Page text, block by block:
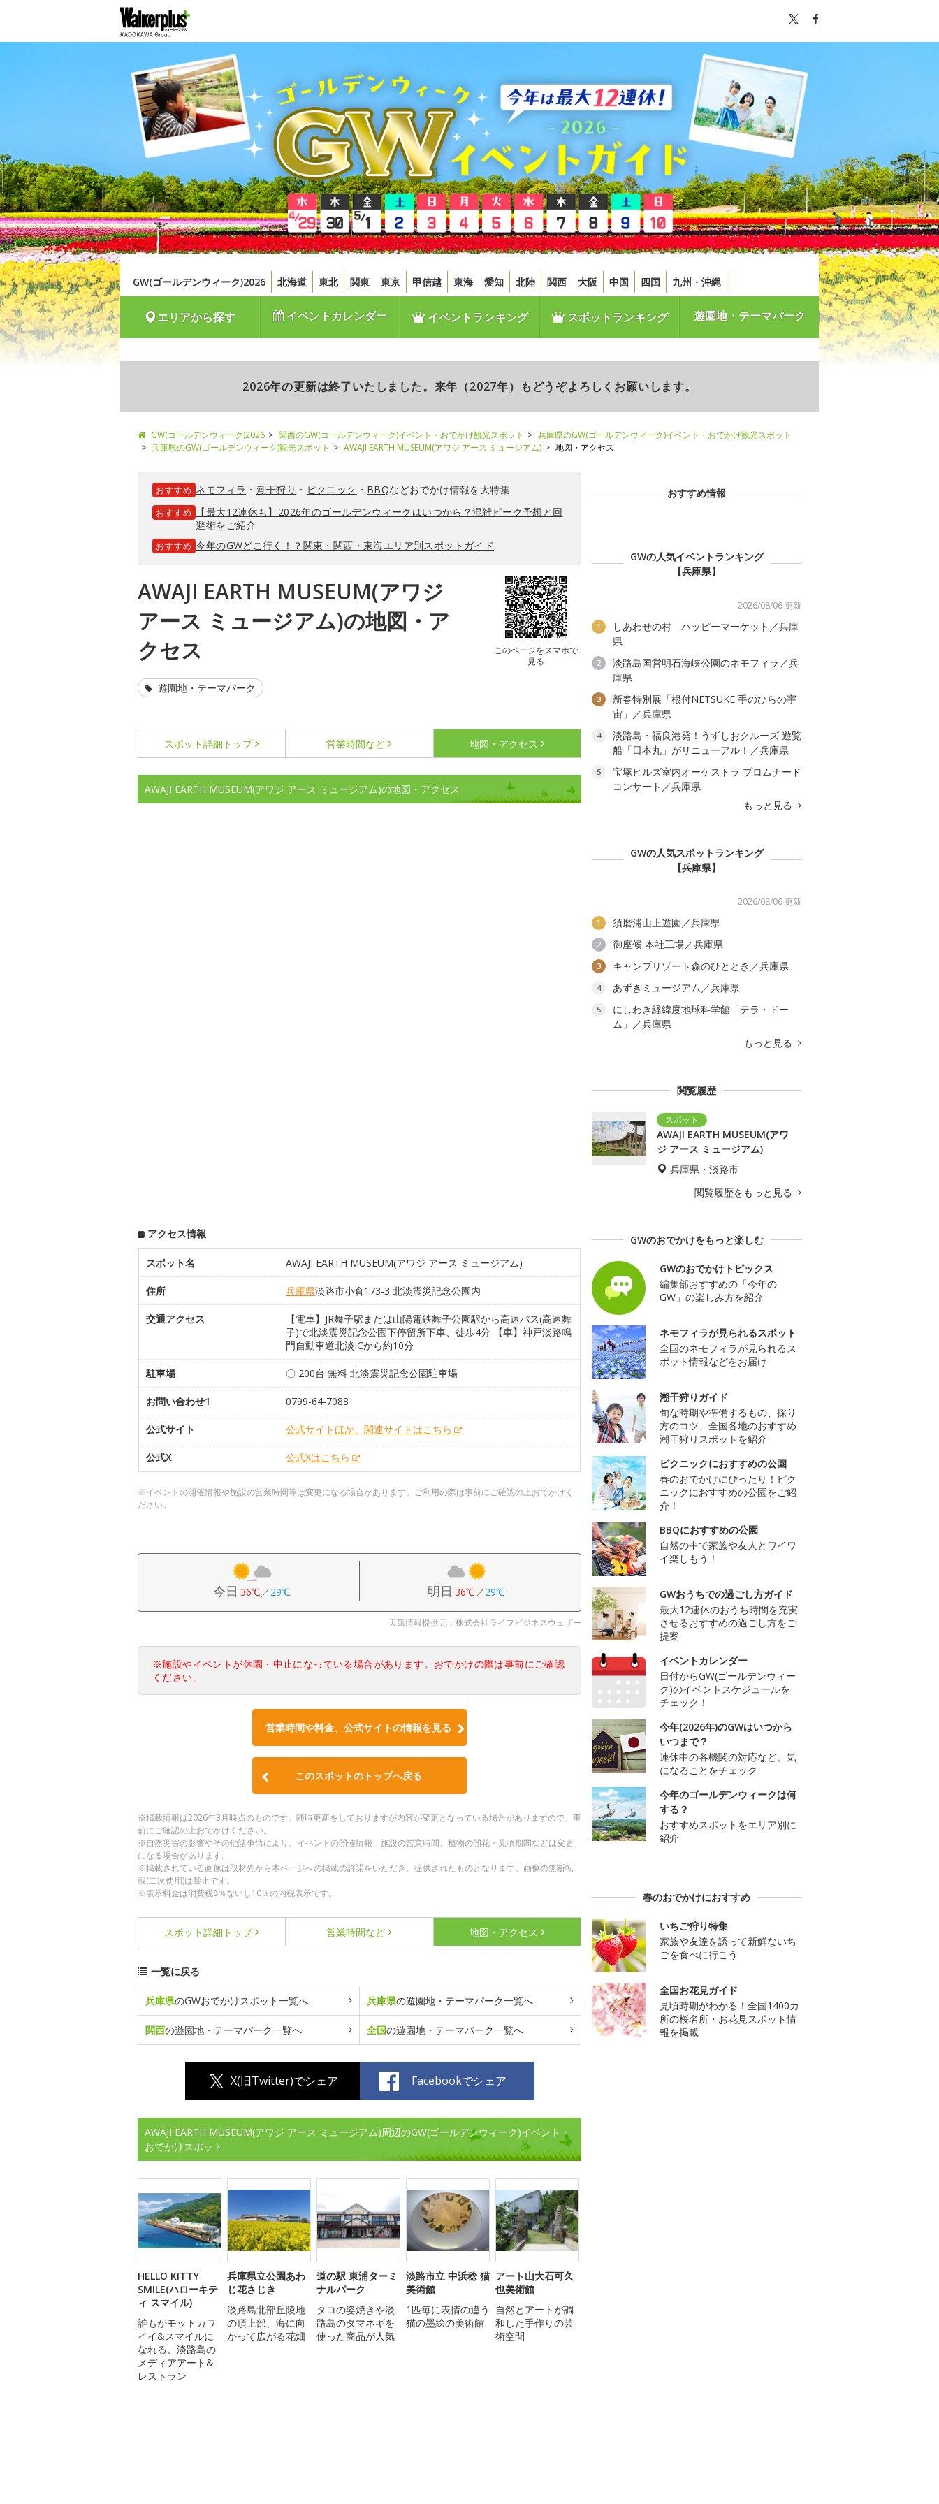
GW(ゴールデンウィーク)2026 北海道 東北 関東 東京 甲信越 東海 愛知 北陸 関西 大阪 中国 四国 九州・沖縄
エリアから探す イベントカレンダー イベントランキング スポットランキング 遊園地・テーマパーク
2026年の更新は終了いたしました。来年（2027年）もどうぞよろしくお願いします。
GW(ゴールデンウィーク)2026 関西のGW(ゴールデンウィーク)イベント・おでかけ観光スポット
兵庫県のGW(ゴールデンウィーク)イベント・おでかけ観光スポット
兵庫県のGW(ゴールデンウィーク)観光スポット
AWAJI EARTH MUSEUM(アワジ アース ミュージアム) 地図・アクセス
おすすめ ネモフィラ ・ 潮干狩り ・ ピクニック ・ BBQなどおでかけ情報を大特集
おすすめ
【最大12連休も】2026年のゴールデンウィークはいつから？混雑ピーク予想と回
避術をご紹介
おすすめ 今年のGWどこ行く！？関東・関西・東海エリア別スポットガイド
AWAJI EARTH MUSEUM(アワジ
アース ミュージアム)の地図・ア
クセス
このページをスマホで
見る
遊園地・テーマパーク
スポット詳細 トップ 営業時間など 地図・アクセス
AWAJI EARTH MUSEUM(アワジ アース ミュージアム)の地図・アクセス
アクセス情報
スポット名 AWAJI EARTH MUSEUM(アワジ アース ミュージアム)
住所 兵庫県淡路市小倉173-3 北淡震災記念公園内
交通アクセス
【電車】JR舞子駅または山陽電鉄舞子公園駅から高速バス(高速舞
子)で北淡震災記念公園下停留所下車、徒歩4分 【車】神戸淡路鳴
門自動車道北淡ICから約10分
駐車場 〇 200台 無料 北淡震災記念公園駐車場
お問い合わせ1 0799-64-7088
公式サイト 公式サイトほか、関連サイトはこちら
公式X 公式Xはこちら
※イベントの開催情報や施設の営業時間等は変更になる場合があります。ご利用の際は事前にご確認の上おでかけく
ださい。
今日 36℃／29℃ 明日 36℃／29℃
天気情報提供元：株式会社ライフビジネスウェザー
※施設やイベントが休園・中止になっている場合があります。おでかけの際は事前にご確認
ください。
営業時間や料金、公式サイトの情報を見る
このスポットのトップへ戻る
※掲載情報は2026年3月時点のものです。随時更新をしておりますが内容が変更となっている場合がありますので、事
前にご確認の上おでかけください。
※自然災害の影響やその他諸事情により、イベントの開催情報、施設の営業時間、植物の開花・見頃期間などは変更
になる場合があります。
※掲載されている画像は取材先から本ページへの掲載の許諾をいただき、提供されたものとなります。画像の無断転
載(二次使用)は禁止です。
※表示料金は消費税8％ないし10％の内税表示です。
スポット詳細 トップ 営業時間など 地図・アクセス
一覧に戻る
兵庫県のGWおでかけスポット一覧へ 兵庫県の遊園地・テーマパーク一覧へ
関西の遊園地・テーマパーク一覧へ 全国の遊園地・テーマパーク一覧へ
X(旧Twitter)でシェア Facebookでシェア
AWAJI EARTH MUSEUM(アワジ アース ミュージアム)周辺のGW(ゴールデンウィーク)イベント・
おでかけスポット
HELLO KITTY
SMILE(ハローキテ
ィ スマイル)
誰もがモットカワ
イイ&スマイルに
なれる、淡路島の
メディアアート&
レストラン
兵庫県立公園あわ
じ花さじき
淡路島北部丘陵地
の頂上部、海に向
かって広がる花畑
道の駅 東浦ターミ
ナルパーク
タコの姿焼きや淡
路島のタマネギを
使った商品が人気
淡路市立 中浜稔 猫
美術館
1匹毎に表情の違う
猫の墨絵の美術館
アート山大石可久
也美術館
自然とアートが調
和した手作りの芸
術空間
おすすめ情報
GWの人気イベントランキング
【兵庫県】
2026/08/06 更新
1
しあわせの村 ハッピーマーケット／兵庫
県
2
淡路島国営明石海峡公園のネモフィラ／兵
庫県
3
新春特別展「根付NETSUKE 手のひらの宇
宙」／兵庫県
4
淡路島・福良港発！うずしおクルーズ 遊覧
船「日本丸」がリニューアル！／兵庫県
5
宝塚ヒルズ室内オーケストラ プロムナード
コンサート／兵庫県
もっと見る
GWの人気スポットランキング
【兵庫県】
2026/08/06 更新
1 須磨浦山上遊園／兵庫県
2 御座候 本社工場／兵庫県
3 キャンプリゾート森のひととき／兵庫県
4 あずきミュージアム／兵庫県
5
にしわき経緯度地球科学館「テラ・ドー
ム」／兵庫県
もっと見る
閲覧履歴
AWAJI EARTH MUSEUM(アワ
ジ アース ミュージアム)
兵庫県・淡路市
閲覧履歴をもっと見る
GWのおでかけをもっと楽しむ
GWのおでかけトピックス
編集部おすすめの「今年の
GW」の楽しみ方を紹介
ネモフィラが見られるスポット
全国のネモフィラが見られるス
ポット情報などをお届け
潮干狩りガイド
旬な時期や準備するもの、採り
方のコツ、全国各地のおすすめ
潮干狩りスポットを紹介
ピクニックにおすすめの公園
春のおでかけにぴったり！ピク
ニックにおすすめの公園をご紹
介！
BBQにおすすめの公園
自然の中で家族や友人とワイワ
イ楽しもう！
GWおうちでの過ごし方ガイド
最大12連休のおうち時間を充実
させるおすすめの過ごし方をご
提案
イベントカレンダー
日付からGW(ゴールデンウィー
ク)のイベントスケジュールを
チェック！
今年(2026年)のGWはいつから
いつまで？
連休中の各機関の対応など、気
になることをチェック
今年のゴールデンウィークは何
する？
おすすめスポットをエリア別に
紹介
春のおでかけにおすすめ
いちご狩り特集
家族や友達を誘って新鮮ないち
ごを食べに行こう
全国お花見ガイド
見頃時期がわかる！全国1400カ
所の桜名所・お花見スポット情
報を掲載